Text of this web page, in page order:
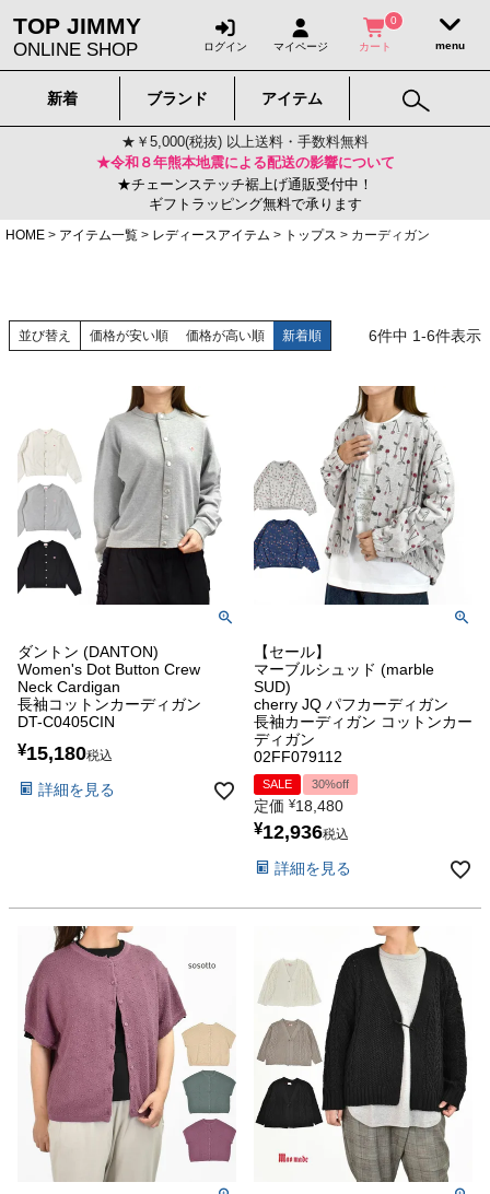
TOP JIMMY
ONLINE SHOP ログイン マイページ
0
カート
新着 ブランド アイテム
★￥5,000(税抜) 以上送料・手数料無料
★令和８年熊本地震による配送の影響について
★チェーンステッチ裾上げ通販受付中！
ギフトラッピング無料で承ります
HOME
アイテム一覧 レディースアイテム トップス カーディガン
並び替え 価格が安い順 価格が高い順 新着順 6件中 1-6件表示
ダントン (DANTON)
Women's Dot Button Crew
Neck Cardigan
長袖コットンカーディガン
DT-C0405CIN
¥15,180税込
詳細を見る
【セール】
マーブルシュッド (marble
SUD)
cherry JQ パフカーディガン
長袖カーディガン コットンカー
ディガン
02FF079112
SALE 30%off
定価 ¥18,480
¥12,936税込
詳細を見る